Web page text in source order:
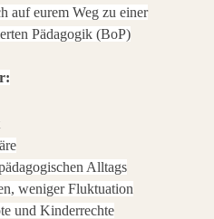
auf eurem Weg zu einer
Pädagogik (BoP)
Alltags
weniger Fluktuation
und Kinderrechte